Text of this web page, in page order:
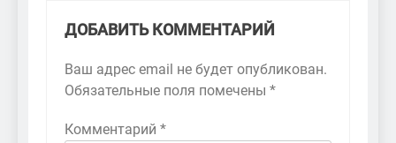
ДОБАВИТЬ КОММЕНТАРИЙ
Ваш адрес email не будет опубликован.
Обязательные поля помечены *
Комментарий *